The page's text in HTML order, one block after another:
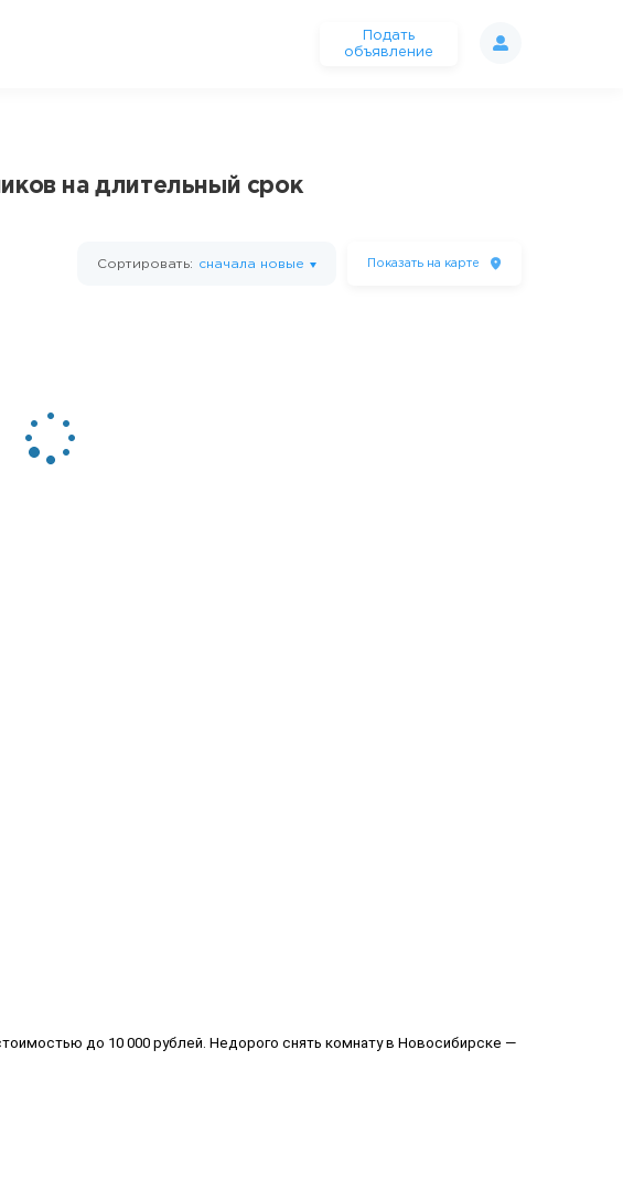
Подать
объявление
на длительный срок
Сортировать: сначала новые Показать на карте
до 10 000 рублей. Недорого снять комнату в Новосибирске —